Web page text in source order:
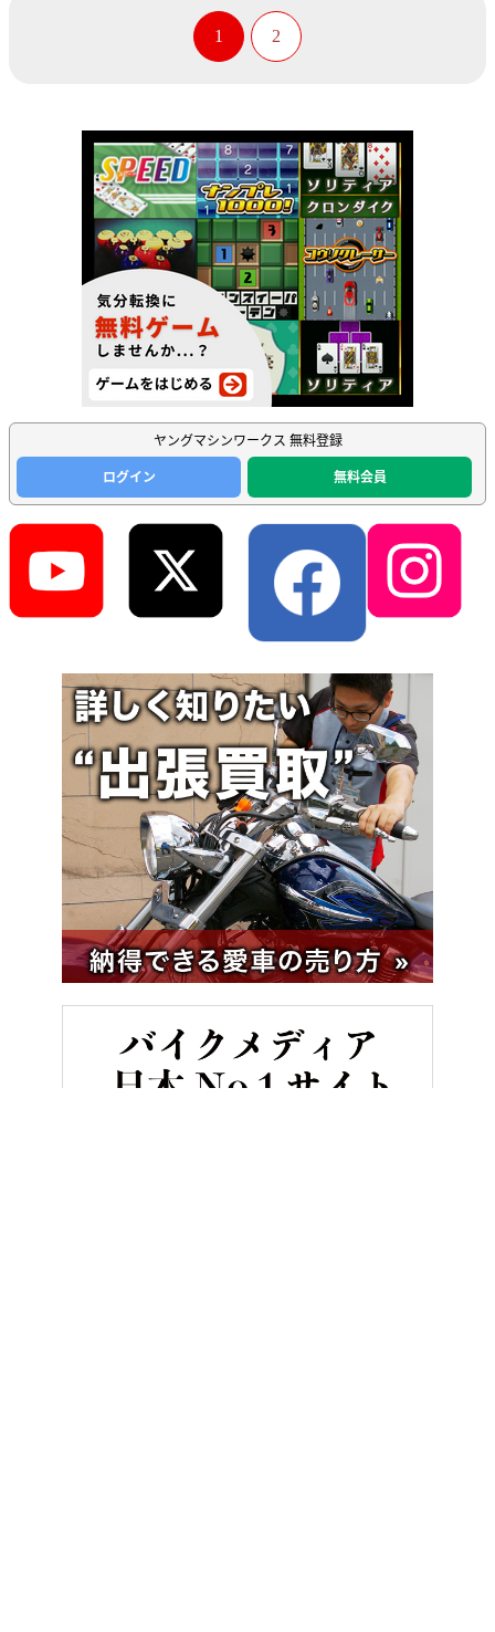
1 2
ヤングマシンワークス 無料登録
ログイン
無料会員